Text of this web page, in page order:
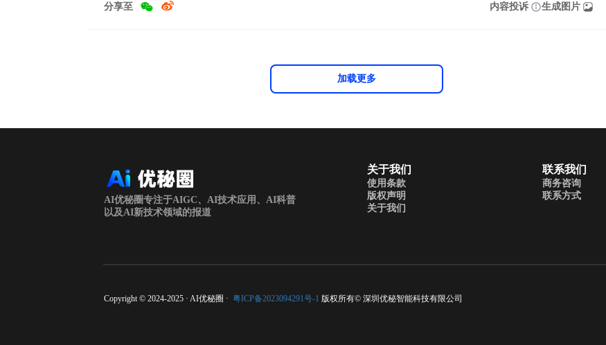
分享至 内容投诉 生成图片
加载更多
AI优秘圈专注于AIGC、AI技术应用、AI科普
以及AI新技术领域的报道
关于我们
使用条款
版权声明
关于我们
联系我们
商务咨询
联系方式
Copyright © 2024-2025 · AI优秘圈 · 粤ICP备2023094291号-1 版权所有© 深圳优秘智能科技有限公司